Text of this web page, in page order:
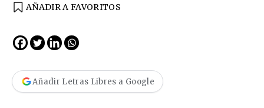
AÑADIR A FAVORITOS
Añadir Letras Libres a Google